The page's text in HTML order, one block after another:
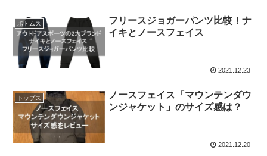
ボトムス
フリースジョガーパンツ比較！ナ
イキとノースフェイス
2021.12.23
トップス
ノースフェイス「マウンテンダウ
ンジャケット」のサイズ感は？
2021.12.20